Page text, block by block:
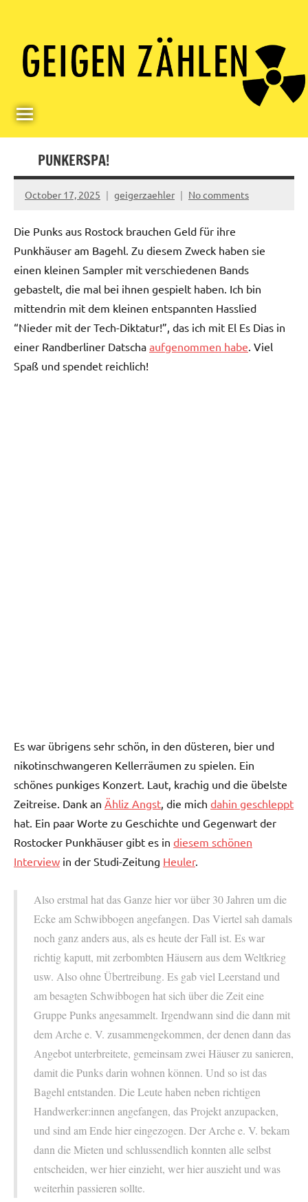
contentGeigerzähler
PUNKERSPA!
October 17, 2025 geigerzaehler No comments
Die Punks aus Rostock brauchen Geld für ihre
Punkhäuser am Bagehl. Zu diesem Zweck haben sie
einen kleinen Sampler mit verschiedenen Bands
gebastelt, die mal bei ihnen gespielt haben. Ich bin
mittendrin mit dem kleinen entspannten Hasslied
“Nieder mit der Tech-Diktatur!”, das ich mit El Es Dias in
einer Randberliner Datscha aufgenommen habe. Viel
Spaß und spendet reichlich!
Es war übrigens sehr schön, in den düsteren, bier und
nikotinschwangeren Kellerräumen zu spielen. Ein
schönes punkiges Konzert. Laut, krachig und die übelste
Zeitreise. Dank an Ähliz Angst, die mich dahin geschleppt
hat. Ein paar Worte zu Geschichte und Gegenwart der
Rostocker Punkhäuser gibt es in diesem schönen
Interview in der Studi-Zeitung Heuler.
Also erstmal hat das Ganze hier vor über 30 Jahren um die
Ecke am Schwibbogen angefangen. Das Viertel sah damals
noch ganz anders aus, als es heute der Fall ist. Es war
richtig kaputt, mit zerbombten Häusern aus dem Weltkrieg
usw. Also ohne Übertreibung. Es gab viel Leerstand und
am besagten Schwibbogen hat sich über die Zeit eine
Gruppe Punks angesammelt. Irgendwann sind die dann mit
dem Arche e. V. zusammengekommen, der denen dann das
Angebot unterbreitete, gemeinsam zwei Häuser zu sanieren,
damit die Punks darin wohnen können. Und so ist das
Bagehl entstanden. Die Leute haben neben richtigen
Handwerker:innen angefangen, das Projekt anzupacken,
und sind am Ende hier eingezogen. Der Arche e. V. bekam
dann die Mieten und schlussendlich konnten alle selbst
entscheiden, wer hier einzieht, wer hier auszieht und was
weiterhin passieren sollte.